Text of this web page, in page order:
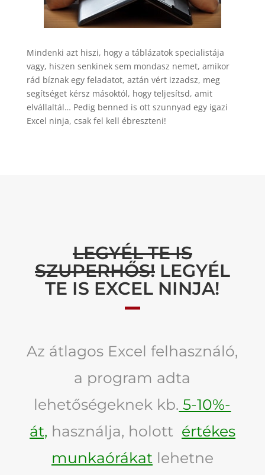
Mindenki azt hiszi, hogy a táblázatok specialistája
vagy, hiszen senkinek sem mondasz nemet, amikor
rád bíznak egy feladatot, aztán vért izzadsz, meg
segítséget kérsz másoktól, hogy teljesítsd, amit
elvállaltál… Pedig benned is ott szunnyad egy igazi
Excel ninja, csak fel kell ébreszteni!
LEGYÉL TE IS
SZUPERHŐS!LEGYÉL
TE IS EXCEL NINJA!
Az átlagos Excel felhasználó,
a program adta
lehetőségeknek kb. 5-10%-
át, használja, holott értékes
munkaórákatlehetne